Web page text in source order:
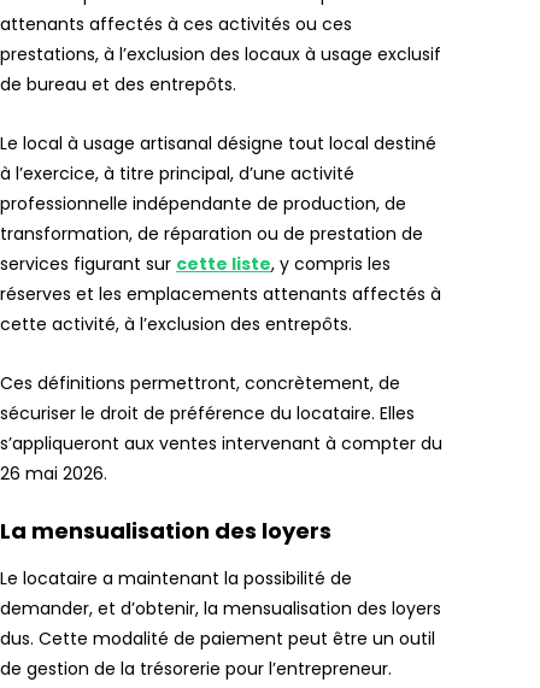
attenants affectés à ces activités ou ces
prestations, à l’exclusion des locaux à usage exclusif
de bureau et des entrepôts.
Le local à usage artisanal désigne tout local destiné
à l’exercice, à titre principal, d’une activité
professionnelle indépendante de production, de
transformation, de réparation ou de prestation de
services figurant sur cette liste, y compris les
réserves et les emplacements attenants affectés à
cette activité, à l’exclusion des entrepôts.
Ces définitions permettront, concrètement, de
sécuriser le droit de préférence du locataire. Elles
s’appliqueront aux ventes intervenant à compter du
26 mai 2026.
La mensualisation des loyers
Le locataire a maintenant la possibilité de
demander, et d’obtenir, la mensualisation des loyers
dus. Cette modalité de paiement peut être un outil
de gestion de la trésorerie pour l’entrepreneur.